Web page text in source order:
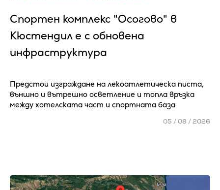
Спортен комплекс "Осогово" в
Кюстендил е с обновена
инфраструктура
Предстои изграждане на лекоатлетическа писта,
външно и вътрешно осветление и топла връзка
между хотелската част и спортната база
05 / 08 / 2026